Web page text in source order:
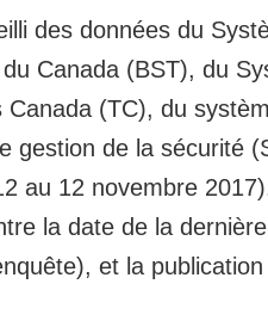
des données du
Canada (BST), du
Canada (TC), du
gestion de la sécurité
au 12 novembre
la date de la
et la